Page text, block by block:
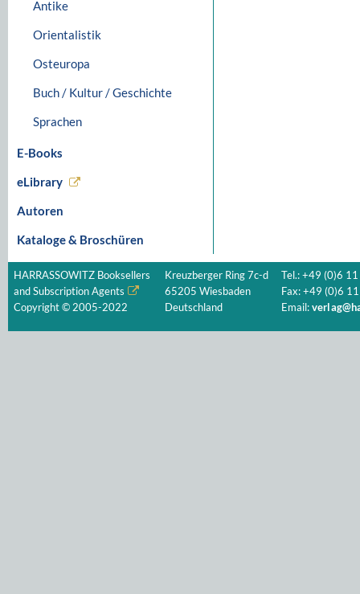
Antike
Orientalistik
Osteuropa
Buch / Kultur / Geschichte
Sprachen
E-Books
eLibrary
Autoren
Kataloge & Broschüren
HARRASSOWITZ Booksellers
and Subscription Agents
Copyright © 2005-2022
Kreuzberger Ring 7c-d
65205 Wiesbaden
Deutschland
Tel.: +49 (0)6
Fax: +49 (0)6
Email: